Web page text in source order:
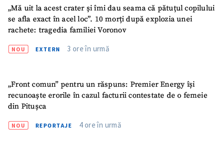
„Mă uit la acest crater și îmi dau seama că pătuțul copilului
se afla exact în acel loc”. 10 morți după explozia unei
rachete: tragedia familiei Voronov
NOU EXTERN 3 ore în urmă
„Front comun” pentru un răspuns: Premier Energy își
recunoaște erorile în cazul facturii contestate de o femeie
din Pitușca
NOU REPORTAJE 4 ore în urmă